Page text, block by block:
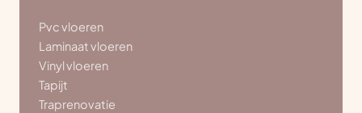
Pvc vloeren
Laminaat vloeren
Vinyl vloeren
Tapijt
Traprenovatie